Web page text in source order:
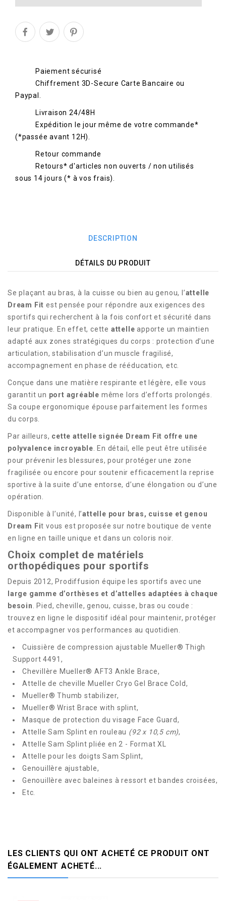
Paiement sécurisé
Chiffrement 3D-Secure Carte Bancaire ou
Paypal.
Livraison 24/48H
Expédition le jour même de votre commande*
(*passée avant 12H).
Retour commande
Retours* d'articles non ouverts / non utilisés
sous 14 jours (* à vos frais).
DESCRIPTION
DÉTAILS DU PRODUIT
Se plaçant au bras, à la cuisse ou bien au genou, l’attelle
Dream Fit est pensée pour répondre aux exigences des
sportifs qui recherchent à la fois confort et sécurité dans
leur pratique. En effet, cette attelle apporte un maintien
adapté aux zones stratégiques du corps : protection d’une
articulation, stabilisation d’un muscle fragilisé,
accompagnement en phase de rééducation, etc.
Conçue dans une matière respirante et légère, elle vous
garantit un port agréable même lors d’efforts prolongés.
Sa coupe ergonomique épouse parfaitement les formes
du corps.
Par ailleurs, cette attelle signée Dream Fit offre une
polyvalence incroyable. En détail, elle peut être utilisée
pour prévenir les blessures, pour protéger une zone
fragilisée ou encore pour soutenir efficacement la reprise
sportive à la suite d’une entorse, d’une élongation ou d’une
opération.
Disponible à l’unité, l’attelle pour bras, cuisse et genou
Dream Fit vous est proposée sur notre boutique de vente
en ligne en taille unique et dans un coloris noir.
Choix complet de matériels
orthopédiques pour sportifs
Depuis 2012, Prodiffusion équipe les sportifs avec une
large gamme d’orthèses et d’attelles adaptées à chaque
besoin. Pied, cheville, genou, cuisse, bras ou coude :
trouvez en ligne le dispositif idéal pour maintenir, protéger
et accompagner vos performances au quotidien.
Cuissière de compression ajustable Mueller® Thigh
Support 4491,
Chevillère Mueller® AFT3 Ankle Brace,
Attelle de cheville Mueller Cryo Gel Brace Cold,
Mueller® Thumb stabilizer,
Mueller® Wrist Brace with splint,
Masque de protection du visage Face Guard,
Attelle Sam Splint en rouleau (92 x 10,5 cm),
Attelle Sam Splint pliée en 2 - Format XL
Attelle pour les doigts Sam Splint,
Genouillère ajustable,
Genouillère avec baleines à ressort et bandes croisées,
Etc.
LES CLIENTS QUI ONT ACHETÉ CE PRODUIT ONT
ÉGALEMENT ACHETÉ...